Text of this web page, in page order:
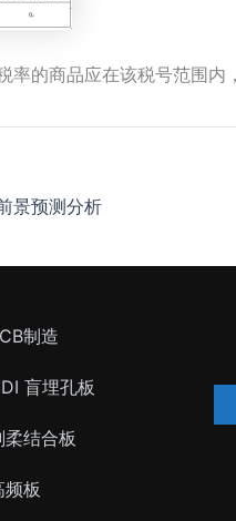
率的商品应在该税号范围内
景预测分析
制造
盲埋孔板
柔结合板
频板